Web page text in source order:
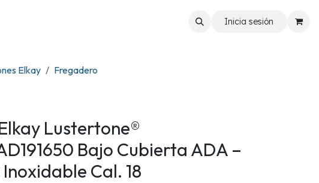
Inicia sesión
Elkay Fregadero
Lustertone®
Bajo Cubierta ADA –
Cal. 18